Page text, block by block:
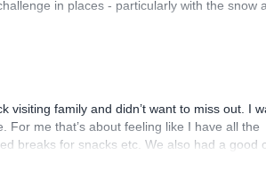
in places - particularly with the snow
visiting family and didn’t want to miss out. I
me that’s about feeling like I have all the
breaks for snacks etc. We also had a good
I hope to be back in the future for more